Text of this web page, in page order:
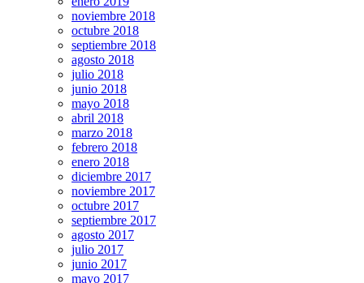
noviembre 2018
octubre 2018
septiembre 2018
agosto 2018
julio 2018
junio 2018
mayo 2018
abril 2018
marzo 2018
febrero 2018
enero 2018
diciembre 2017
noviembre 2017
octubre 2017
septiembre 2017
agosto 2017
julio 2017
junio 2017
mayo 2017